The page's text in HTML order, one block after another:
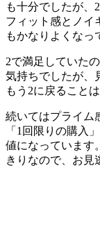
も十分でしたが、
フィット感とノイ
もかなりよくなっ
2で満足していた
気持ちでしたが、
もう2に戻ること
続いてはプライム
「1回限りの購入
値になっています
きりなので、お見